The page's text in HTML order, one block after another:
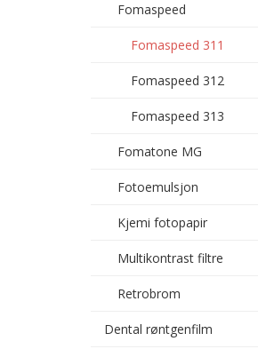
Fomaspeed
Fomaspeed 311
Fomaspeed 312
Fomaspeed 313
Fomatone MG
Fotoemulsjon
Kjemi fotopapir
Multikontrast filtre
Retrobrom
Dental røntgenfilm